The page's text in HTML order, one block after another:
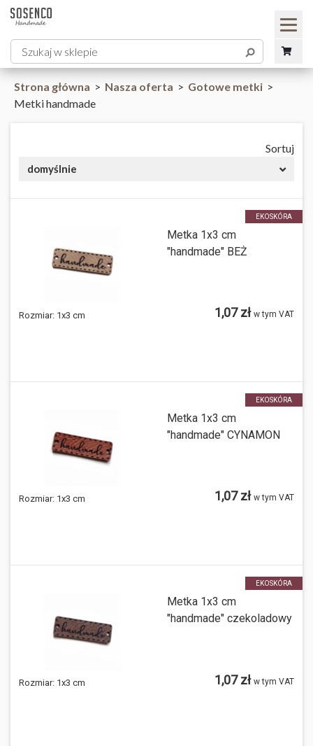
Strona główna > Nasza oferta > Gotowe metki >
Metki handmade
Sortuj
domyślnie
EKOSKÓRA
Metka 1x3 cm
"handmade" BEŻ
Rozmiar: 1x3 cm 1,07 zł w tym VAT
EKOSKÓRA
Metka 1x3 cm
"handmade" CYNAMON
Rozmiar: 1x3 cm 1,07 zł w tym VAT
EKOSKÓRA
Metka 1x3 cm
"handmade" czekoladowy
Rozmiar: 1x3 cm 1,07 zł w tym VAT